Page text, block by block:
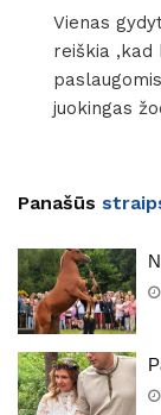
Vienas
reiškia ,kad
juokingas
Panašūs